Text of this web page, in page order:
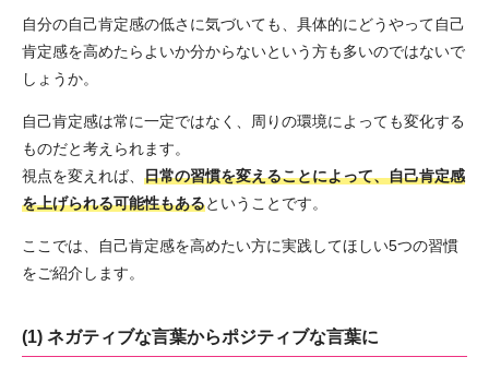
自分の自己肯定感の低さに気づいても、具体的にどうやって自己
肯定感を高めたらよいか分からないという方も多いのではないで
しょうか。
自己肯定感は常に一定ではなく、周りの環境によっても変化する
ものだと考えられます。
視点を変えれば、 日常の習慣を変えることによって、自己肯定感
を上げられる可能性もあるということです。
ここでは、自己肯定感を高めたい方に実践してほしい5つの習慣
をご紹介します。
(1) ネガティブな言葉からポジティブな言葉に